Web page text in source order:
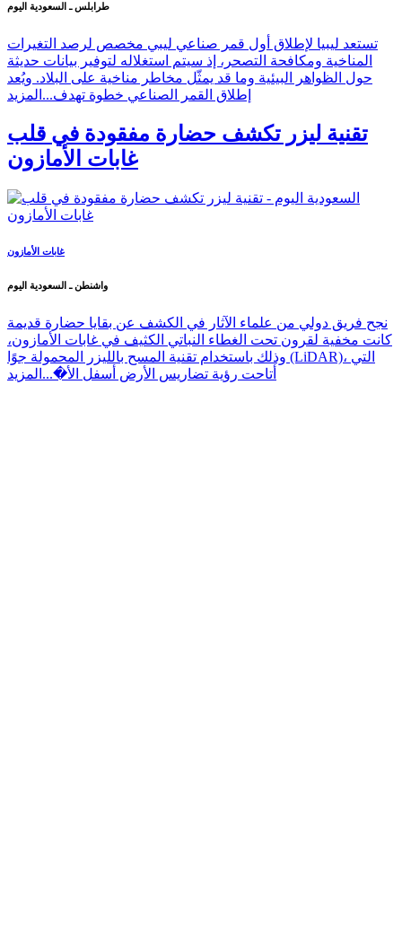
طرابلس ـ السعودية اليوم
تستعد ليبيا لإطلاق أول قمر صناعي ليبي مخصص لرصد التغيرات
المناخية ومكافحة التصحر، إذ سيتم استغلاله لتوفير بيانات حديثة
حول الظواهر البيئية وما قد يمثّل مخاطر مناخية على البلاد. ويُعد
إطلاق القمر الصناعي خطوة تهدف... المزيد
تقنية ليزر تكشف حضارة مفقودة في قلب
غابات الأمازون
غابات الأمازون
واشنطن ـ السعودية اليوم
نجح فريق دولي من علماء الآثار في الكشف عن بقايا حضارة قديمة
كانت مخفية لقرون تحت الغطاء النباتي الكثيف في غابات الأمازون،
وذلك باستخدام تقنية المسح بالليزر المحمولة جوًا (LiDAR)، التي
أتاحت رؤية تضاريس الأرض أسفل الأ�... المزيد